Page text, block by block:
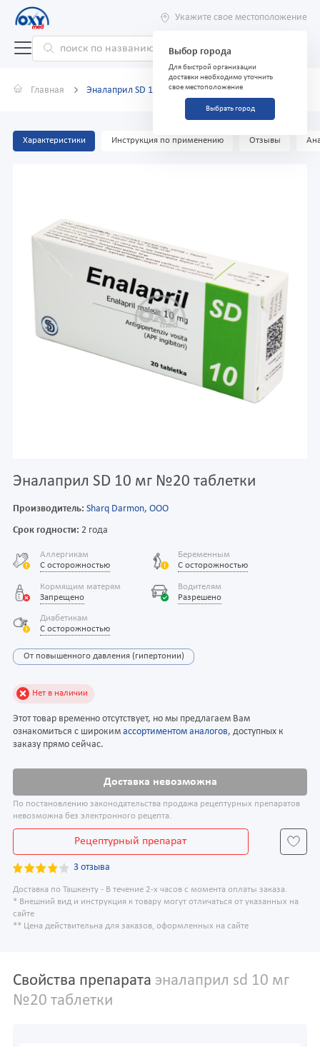
Укажите свое местоположение
Выбор города
Для быстрой организации
доставки необходимо уточнить
свое местоположение
Выбрать город
Главная Эналаприл SD 10 мг №20 таблетки
Характеристики Инструкция по применению Отзывы
Эналаприл SD 10 мг №20 таблетки
Производитель: Sharq Darmon, OOO
Срок годности: 2 года
Аллергикам
С осторожностью
Беременным
С осторожностью
Кормящим матерям
Запрещено
Водителям
Разрешено
Диабетикам
С осторожностью
От повышенного давления (гипертонии)
Нет в наличии
Этот товар временно отсутствует, но мы предлагаем Вам
ознакомиться с широким ассортиментом аналогов, доступных к
заказу прямо сейчас.
Доставка невозможна
По постановлению законодательства продажа рецептурных препаратов
невозможна без электронного рецепта.
Рецептурный препарат
3 отзыва
Доставка по Ташкенту - В течение 2-х часов с момента оплаты заказа.
* Внешний вид и инструкция к товару могут отличаться от указанных на
сайте
** Цена действительна для заказов, оформленных на сайте
Свойства препарата эналаприл sd 10 мг
№20 таблетки